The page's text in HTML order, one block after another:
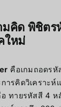
คิด พิชิตร
ใหม่
คือเกมถอดร
ารคิดวิเคราะห์
ทายรหัสสี 4 ห